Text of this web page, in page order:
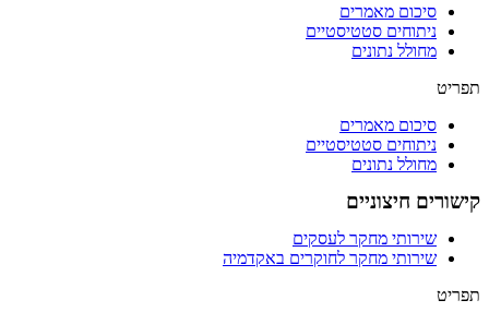
סיכום מאמרים
ניתוחים סטטיסטיים
מחולל נתונים
תפריט
סיכום מאמרים
ניתוחים סטטיסטיים
מחולל נתונים
קישורים חיצוניים
שירותי מחקר לעסקים
שירותי מחקר לחוקרים באקדמיה
תפריט